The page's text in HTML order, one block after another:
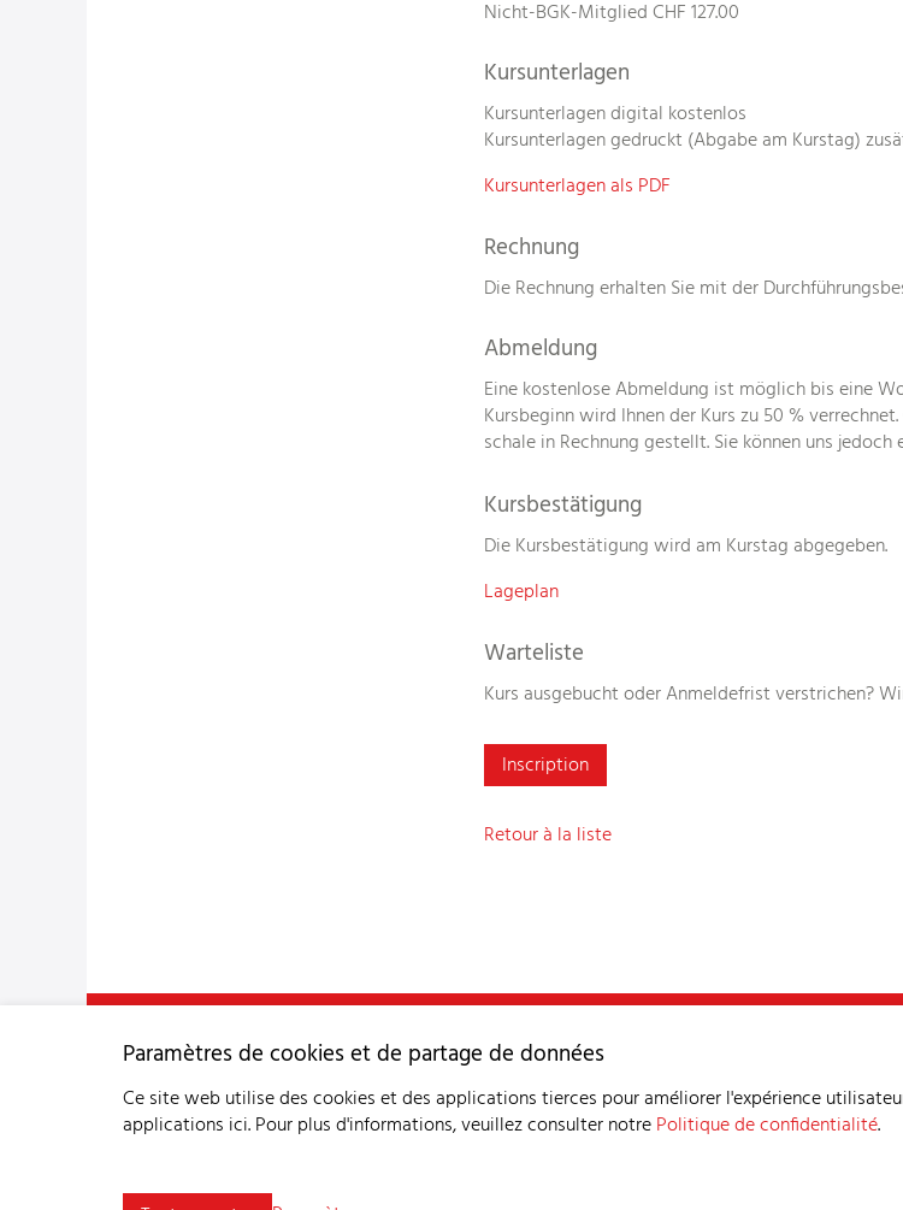
Nicht-BGK-Mitglied CHF 127.00
Kursunterlagen
Kursunterlagen digital kostenlos
Kursunterlagen gedruckt (Abgabe am Kurstag)
Kursunterlagen als PDF
Rechnung
Die Rechnung erhalten Sie mit der
Abmeldung
Eine kostenlose Abmeldung ist möglich bis eine
Kursbeginn wird Ihnen der Kurs zu 50 %
schale in Rechnung gestellt. Sie können uns jedoch
Kursbestätigung
Die Kursbestätigung wird am Kurstag abgegeben.
Lageplan
Warteliste
Kurs ausgebucht oder Anmeldefrist verstrichen?
Inscription
Retour à la liste
Industriestrasse 9 - 3362 Niederönz
Tél +41 62 956 68 58-info bgk-sspr.ch
Paramètres de cookies et de partage de données
Ce site web utilise des cookies et des applications tierces pour améliorer l'expérience
applications ici.Pour plus d'informations, veuillez consulter notrePolitique de confidentialité.